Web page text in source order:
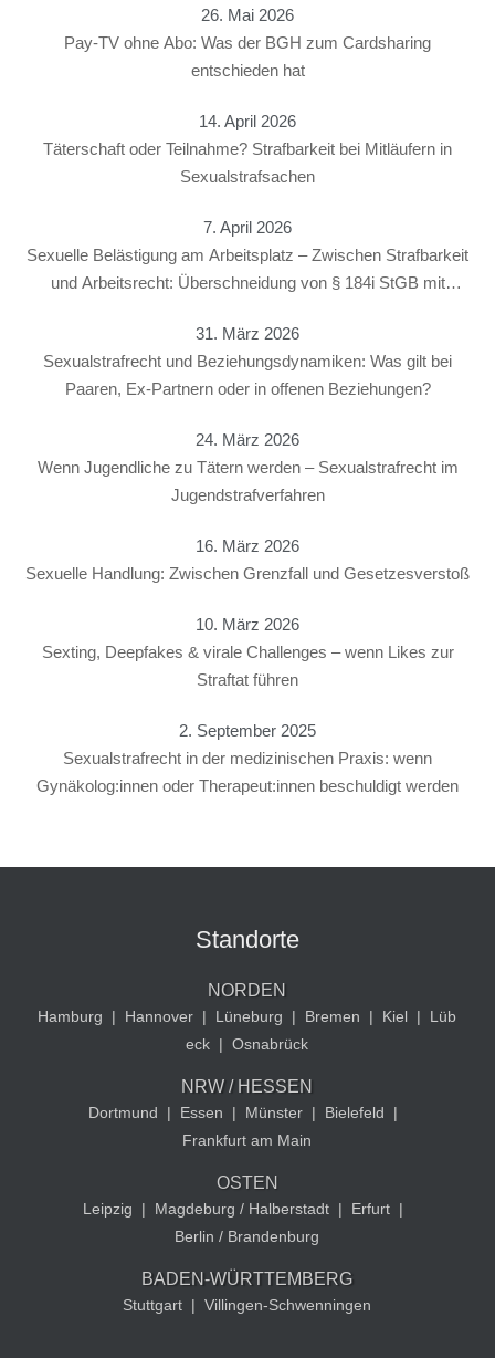
26. Mai 2026
Pay-TV ohne Abo: Was der BGH zum Cardsharing
entschieden hat
14. April 2026
Täterschaft oder Teilnahme? Strafbarkeit bei Mitläufern in
Sexualstrafsachen
7. April 2026
Sexuelle Belästigung am Arbeitsplatz – Zwischen Strafbarkeit
und Arbeitsrecht: Überschneidung von § 184i StGB mit
31. März 2026
Sexualstrafrecht und Beziehungsdynamiken: Was gilt bei
Paaren, Ex-Partnern oder in offenen Beziehungen?
24. März 2026
Wenn Jugendliche zu Tätern werden – Sexualstrafrecht im
Jugendstrafverfahren
16. März 2026
Sexuelle Handlung: Zwischen Grenzfall und Gesetzesverstoß
10. März 2026
Sexting, Deepfakes & virale Challenges – wenn Likes zur
Straftat führen
2. September 2025
Sexualstrafrecht in der medizinischen Praxis: wenn
Gynäkolog:innen oder Therapeut:innen beschuldigt werden
Standorte
NORDEN
Hamburg | Hannover | Lüneburg | Bremen | Kiel |
Lüb
eck | Osnabrück
NRW / HESSEN
Dortmund | Essen | Münster | Bielefeld
|
Frankfurt am Main
OSTEN
Leipzig | Magdeburg / Halberstadt | Erfurt |
Berlin / Brandenburg
BADEN-WÜRTTEMBERG
Stuttgart | Villingen-Schwenningen